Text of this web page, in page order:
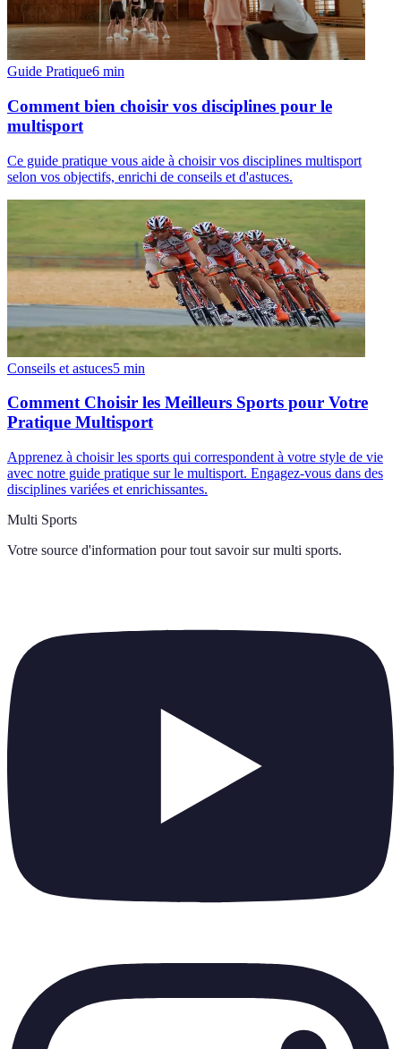
Guide Pratique6 min
Comment bien choisir vos disciplines pour le
multisport
Ce guide pratique vous aide à choisir vos disciplines multisport
selon vos objectifs, enrichi de conseils et d'astuces.
Conseils et astuces5 min
Comment Choisir les Meilleurs Sports pour Votre
Pratique Multisport
Apprenez à choisir les sports qui correspondent à votre style de vie
avec notre guide pratique sur le multisport. Engagez-vous dans des
disciplines variées et enrichissantes.
Multi Sports
Votre source d'information pour tout savoir sur multi sports.